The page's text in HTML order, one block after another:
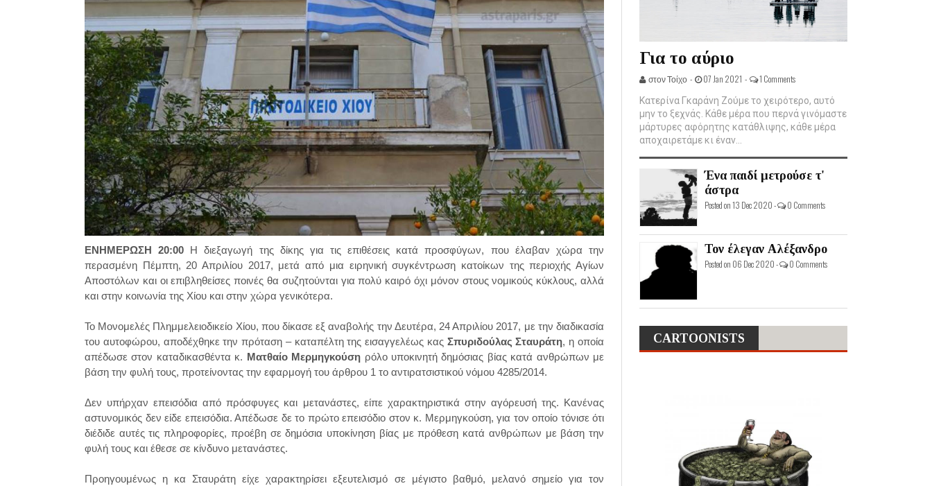
ΕΝΗΜΕΡΩΣΗ 20:00 Η διεξαγωγή της δίκης για τις επιθέσεις κατά προσφύγων, που έλαβαν χώρα την
περασμένη Πέμπτη, 20 Απριλίου 2017, μετά από μια ειρηνική συγκέντρωση κατοίκων της περιοχής Αγίων
Αποστόλων και οι επιβληθείσες ποινές θα συζητούνται για πολύ καιρό όχι μόνον στους νομικούς κύκλους, αλλά
και στην κοινωνία της Χίου και στην χώρα γενικότερα.
Το Μονομελές Πλημμελειοδικείο Χίου, που δίκασε εξ αναβολής την Δευτέρα, 24 Απριλίου 2017, με την διαδικασία
του αυτοφώρου, αποδέχθηκε την πρόταση – καταπέλτη της εισαγγελέως κας Σπυριδούλας Σταυράτη, η οποία
απέδωσε στον καταδικασθέντα κ. Ματθαίο Μερμηγκούση ρόλο υποκινητή δημόσιας βίας κατά ανθρώπων με
βάση την φυλή τους, προτείνοντας την εφαρμογή του άρθρου 1 το αντιρατσιστικού νόμου 4285/2014.
Δεν υπήρχαν επεισόδια από πρόσφυγες και μετανάστες, είπε χαρακτηριστικά στην αγόρευσή της. Κανένας
αστυνομικός δεν είδε επεισόδια. Απέδωσε δε το πρώτο επεισόδιο στον κ. Μερμηγκούση, για τον οποίο τόνισε ότι
διέδιδε αυτές τις πληροφορίες, προέβη σε δημόσια υποκίνηση βίας με πρόθεση κατά ανθρώπων με βάση την
φυλή τους και έθεσε σε κίνδυνο μετανάστες.
Προηγουμένως η κα Σταυράτη είχε χαρακτηρίσει εξευτελισμό σε μέγιστο βαθμό, μελανό σημείο για τον
Για το αύριο
στον Τοίχο - 07 Jan 2021 - 1 Comments
Κατερίνα Γκαράνη Ζούμε το χειρότερο, αυτό
μην το ξεχνάς. Κάθε μέρα που περνά γινόμαστε
μάρτυρες αφόρητης κατάθλιψης, κάθε μέρα
αποχαιρετάμε κι έναν...
Ένα παιδί μετρούσε τ'
άστρα
Posted on 13 Dec 2020 - 0 Comments
Τον έλεγαν Αλέξανδρο
Posted on 06 Dec 2020 - 0 Comments
CARTOONISTS